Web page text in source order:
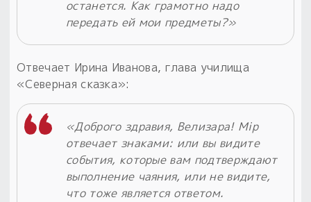
останется. Как грамотно надо
передать ей мои предметы?»
Отвечает Ирина Иванова, глава училища
«Северная сказка»:
«Доброго здравия, Велизара! Мiр
отвечает знаками: или вы видите
события, которые вам подтверждают
выполнение чаяния, или не видите,
что тоже является ответом.